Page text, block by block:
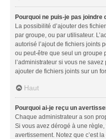
Pourquoi ne puis-je pas
La possibilité d’ajouter des
par groupe, ou par utilisateur.
autorisé l’ajout de fichiers joints
ou peut-être que seul un groupe
l’administrateur si vous ne
ajouter de fichiers joints sur un
Haut
Pourquoi ai-je reçu un
Chaque administrateur a son
Si vous avez dérogé à une
avertissement. Notez que c’est